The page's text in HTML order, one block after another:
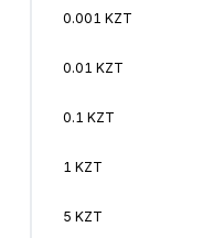
0.001 KZT
0.01 KZT
0.1 KZT
1 KZT
5 KZT